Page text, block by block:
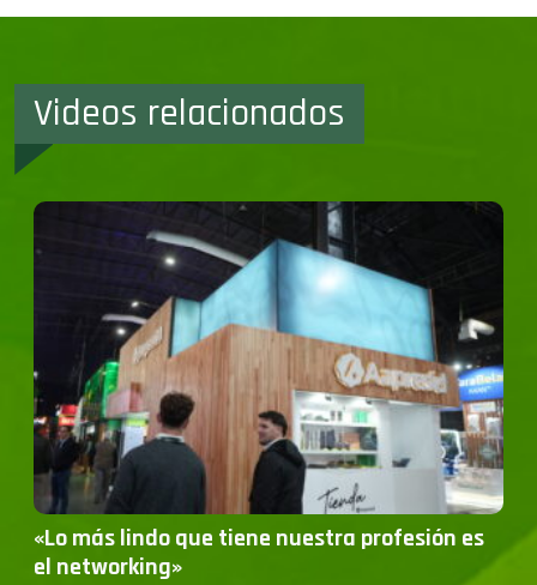
Videos relacionados
«Lo más lindo que tiene nuestra profesión es
el networking»